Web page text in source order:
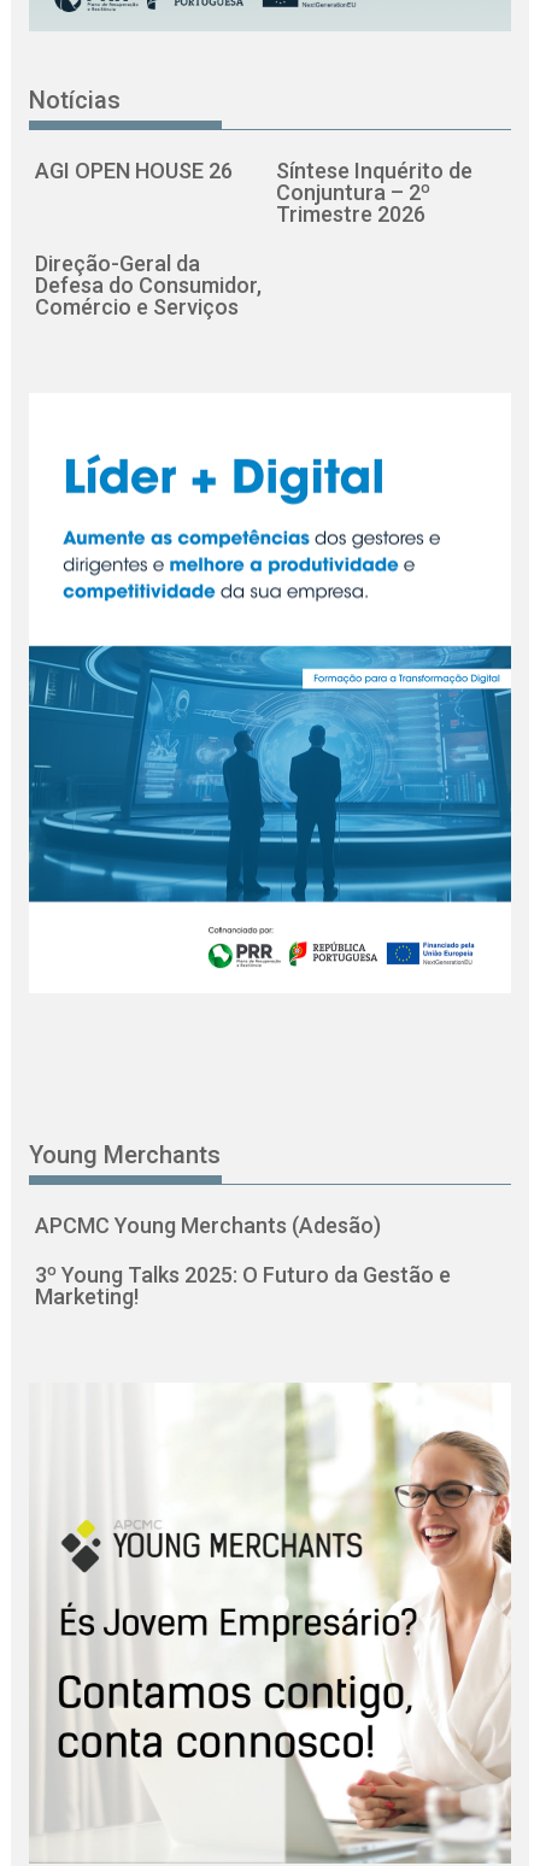
Notícias
AGI OPEN HOUSE 26
Síntese Inquérito de
Conjuntura – 2º
Trimestre 2026
Direção-Geral da
Defesa do Consumidor,
Comércio e Serviços
Young Merchants
APCMC Young Merchants (Adesão)
3º Young Talks 2025: O Futuro da Gestão e
Marketing!